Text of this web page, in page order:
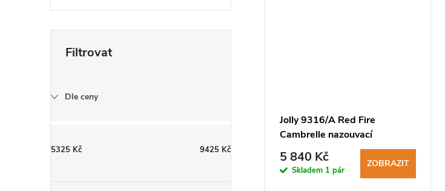
Dle ceny
5325 Kč 9425 Kč
Jolly 9316/A Red Fire
Cambrelle nazouvací
zásahová obuv pro hasiče
5 840 Kč
Skladem 1 pár
ZOBRAZIT